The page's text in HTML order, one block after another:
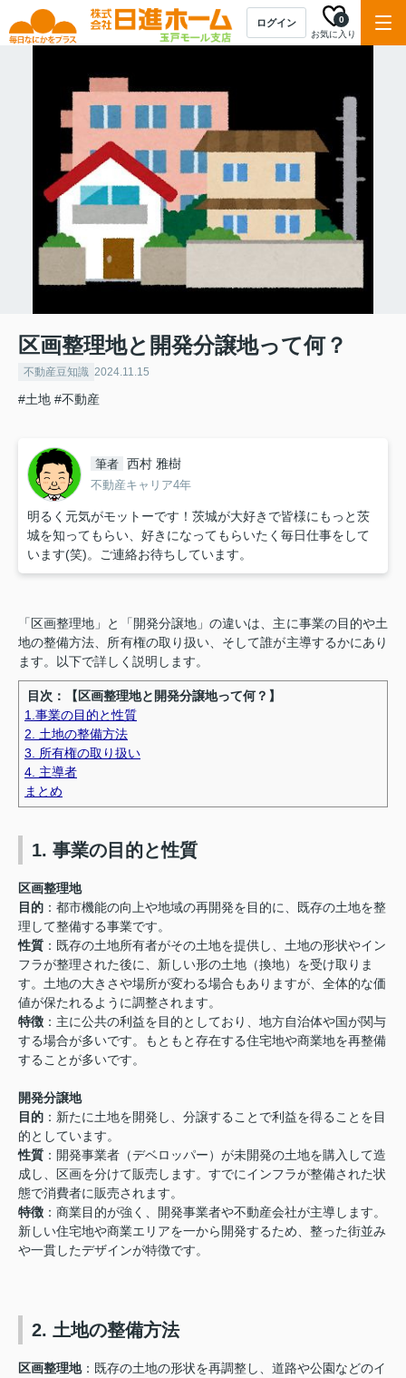
ログイン
お気に入り
0
区画整理地と開発分譲地って何？
不動産豆知識 2024.11.15
#土地 #不動産
筆者 西村 雅樹
不動産キャリア4年
明るく元気がモットーです！茨城が大好きで皆様にもっと茨
城を知ってもらい、好きになってもらいたく毎日仕事をして
います(笑)。ご連絡お待ちしています。
「区画整理地」と「開発分譲地」の違いは、主に事業の目的や土
地の整備方法、所有権の取り扱い、そして誰が主導するかにあり
ます。以下で詳しく説明します。
目次：【区画整理地と開発分譲地って何？】
1.事業の目的と性質
2. 土地の整備方法
3. 所有権の取り扱い
4. 主導者
まとめ
1. 事業の目的と性質
区画整理地
目的 ：都市機能の向上や地域の再開発を目的に、既存の土地を整
理して整備する事業です。
性質 ：既存の土地所有者がその土地を提供し、土地の形状やイン
フラが整理された後に、新しい形の土地（換地）を受け取りま
す。土地の大きさや場所が変わる場合もありますが、全体的な価
値が保たれるように調整されます。
特徴 ：主に公共の利益を目的としており、地方自治体や国が関与
する場合が多いです。もともと存在する住宅地や商業地を再整備
することが多いです。
開発分譲地
目的 ：新たに土地を開発し、分譲することで利益を得ることを目
的としています。
性質 ：開発事業者（デベロッパー）が未開発の土地を購入して造
成し、区画を分けて販売します。すでにインフラが整備された状
態で消費者に販売されます。
特徴 ：商業目的が強く、開発事業者や不動産会社が主導します。
新しい住宅地や商業エリアを一から開発するため、整った街並み
や一貫したデザインが特徴です。
2. 土地の整備方法
区画整理地：既存の土地の形状を再調整し、道路や公園などのイ